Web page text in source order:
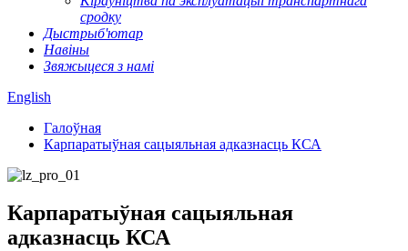
сродку
Дыстрыб'ютар
Навіны
Звяжыцеся з намі
English
Галоўная
Карпаратыўная сацыяльная адказнасць КСА
Карпаратыўная сацыяльная
адказнасць КСА